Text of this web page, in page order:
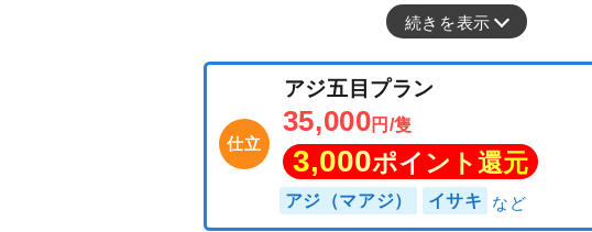
続きを表示